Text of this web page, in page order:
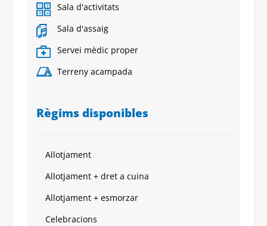
Sala d'activitats
Sala d'assaig
Servei mèdic proper
Terreny acampada
Règims disponibles
Allotjament
Allotjament + dret a cuina
Allotjament + esmorzar
Celebracions